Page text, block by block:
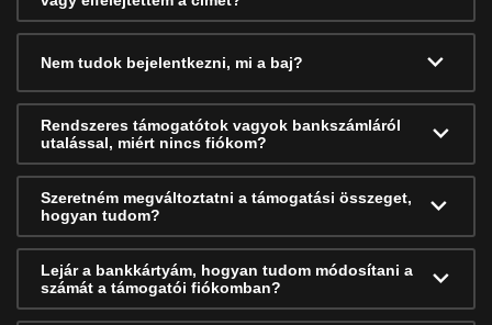
Nem tudok bejelentkezni, mi a baj?
Rendszeres támogatótok vagyok bankszámláról
utalással, miért nincs fiókom?
Szeretném megváltoztatni a támogatási összeget,
hogyan tudom?
Lejár a bankkártyám, hogyan tudom módosítani a
számát a támogatói fiókomban?